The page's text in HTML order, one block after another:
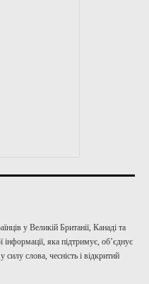
у Великій Британії, Канаді та
яка підтримує, об’єднує
слова, чесність і відкритий